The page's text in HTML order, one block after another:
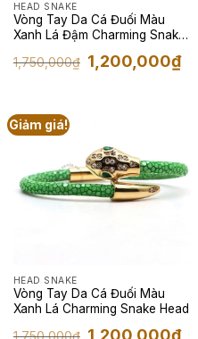
HEAD SNAKE
Vòng Tay Da Cá Đuối Màu
Xanh Lá Đậm Charming Snake
1,750,000₫ Giá
gốc
1,200,000₫Giá
hiện
Giảm giá!
HEAD SNAKE
Vòng Tay Da Cá Đuối Màu
Xanh Lá Charming Snake Head
Giá
1,200,000₫Giá